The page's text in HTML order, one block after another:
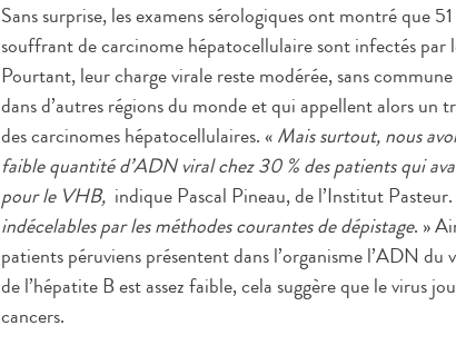
Sans surprise, les examens sérologiques ont montré que
souffrant de carcinome hépatocellulaire sont infectés par
Pourtant, leur charge virale reste modérée, sans
dans d’autres régions du monde et qui appellent alors
des carcinomes hépatocellulaires. «Mais surtout, nous
faible quantité d’ADN viral chez 30 % des patients qui
pour le VHB, indique Pascal Pineau, de l’Institut Pasteur.
indécelables par les méthodes courantes de dépistage. »
patients péruviens présentent dans l’organisme l’ADN du
de l’hépatite B est assez faible, cela suggère que le virus
cancers.